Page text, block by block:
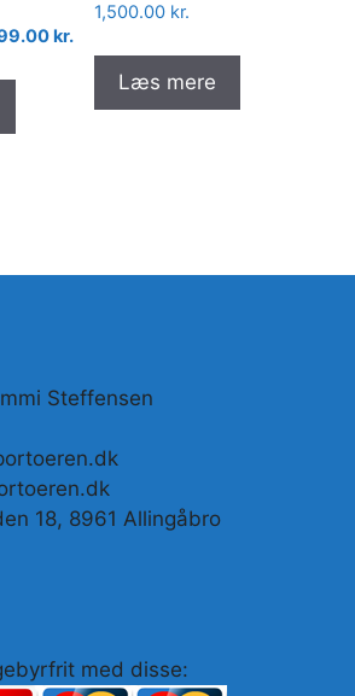
kr..
kr.Den
aktuelle
1,500.00 kr.
Læs mere
Steffensen
18, 8961 Allingåbro
med disse: